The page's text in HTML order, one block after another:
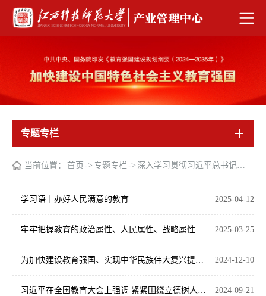
专题专栏
当前位置： 首页 -> 专题专栏 -> 深入学习贯彻习近平总书记…
2025-04-12
学习语｜办好人民满意的教育
2025-03-25
牢牢把握教育的政治属性、人民属性、战略属性 加快建设教育强国
2024-12-10
为加快建设教育强国、实现中华民族伟大复兴提供有力支撑
2024-09-21
习近平在全国教育大会上强调 紧紧围绕立德树人根本任务 朝着建成教育强国战略目标扎实迈进